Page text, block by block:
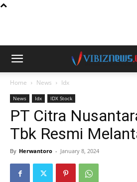
Home News Idx
News Idx IDX Stock
PT Citra
Tbk Resmi
By Herwantoro - January 8, 2024